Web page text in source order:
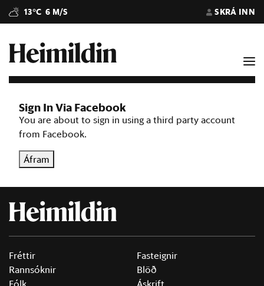
13°C 6 M/S SKRÁ INN
Sign In Via Facebook
You are about to sign in using a third party account
from Facebook.
Áfram
Fréttir
Rannsóknir
Fólk
Fasteignir
Blöð
Áskrift